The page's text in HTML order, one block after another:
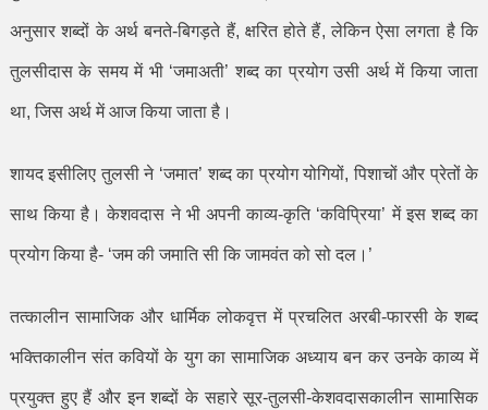
अनुसार शब्दों के अर्थ बनते-बिगड़ते हैं, क्षरित होते हैं,लेकिन ऐसा लगता है कि
तुलसीदास के समय में भी ‘जमाअती’शब्द का प्रयोग उसी अर्थ में किया जाता
था,जिस अर्थ में आज किया जाता है।
शायद इसीलिए तुलसी ने ‘जमात’शब्द का प्रयोग योगियों,पिशाचों और प्रेतों के
साथ किया है। केशवदास ने भी अपनी काव्य-कृति ‘कविप्रिया’में इस शब्द का
प्रयोग किया है- ‘जम की जमाति सी कि जामवंत को सो दल। ’
तत्कालीन सामाजिक और धार्मिक लोकवृत्त में प्रचलित अरबी-फारसी के शब्द
भक्तिकालीन संत कवियों के युग का सामाजिक अध्याय बन कर उनके काव्य में
प्रयुक्त हुए हैं और इन शब्दों के सहारे सूर-तुलसी-केशवदासकालीन सामासिक